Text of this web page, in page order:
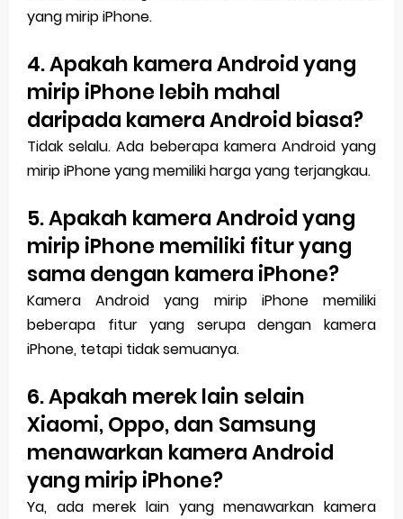
yang mirip iPhone.
4. Apakah kamera Android yang
mirip iPhone lebih mahal
daripada kamera Android biasa?
Tidak selalu. Ada beberapa kamera Android yang
mirip iPhone yang memiliki harga yang terjangkau.
5. Apakah kamera Android yang
mirip iPhone memiliki fitur yang
sama dengan kamera iPhone?
Kamera Android yang mirip iPhone memiliki
beberapa fitur yang serupa dengan kamera
iPhone, tetapi tidak semuanya.
6. Apakah merek lain selain
Xiaomi, Oppo, dan Samsung
menawarkan kamera Android
yang mirip iPhone?
Ya, ada merek lain yang menawarkan kamera